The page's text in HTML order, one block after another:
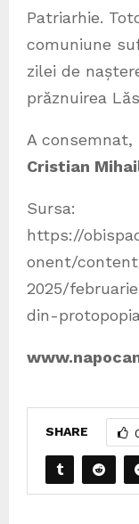
Patriarhie.
comuniune
zilei de
prăznuirea
A consemnat,
Cristian
Sursa:
https://
onent/
2025/
din-
SHARE